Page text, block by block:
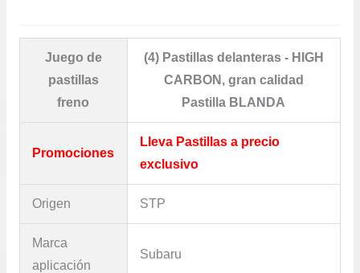
Juego de
pastillas
freno
(4) Pastillas delanteras - HIGH
CARBON, gran calidad
Pastilla BLANDA
Promociones
Lleva Pastillas a precio
exclusivo
Origen STP
Marca
aplicación
Subaru